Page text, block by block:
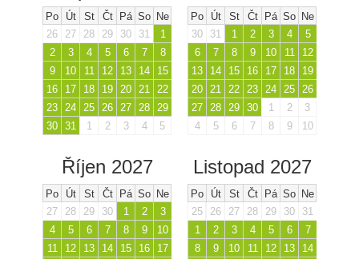
Po Út St Čt Pá So Ne
26
27 28 29 30 31
1
2
3 4 5 6 7
8
9
10 11 12 13 14
15
16
17 18 19 20 21 22
23 24 25 26 27 28 29
30 31 1 2 3 4 5
Po Út St Čt Pá So Ne
30
31 1 2 3 4
5
6
7 8 9 10 11
12
13
14 15 16 17 18
19
20 21 22 23 24 25 26
27 28 29 30 1 2
3
4
5 6 7 8 9 10
Říjen 2027
Po Út St Čt Pá So Ne
27
28 29 30 1 2
3
4
5 6 7 8 9
10
11
12 13 14 15 16
17
Listopad 2027
Po Út St Čt Pá So Ne
25
26 27 28 29 30
31
1
2 3 4 5 6
7
8
9 10 11 12 13
14